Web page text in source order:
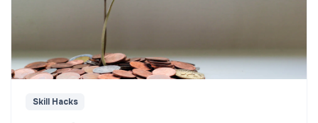
Skill Hacks